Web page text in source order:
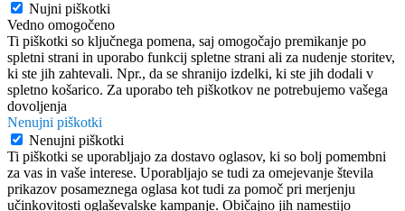
Nujni piškotki
Vedno omogočeno
Ti piškotki so ključnega pomena, saj omogočajo premikanje po
spletni strani in uporabo funkcij spletne strani ali za nudenje storitev,
ki ste jih zahtevali. Npr., da se shranijo izdelki, ki ste jih dodali v
spletno košarico. Za uporabo teh piškotkov ne potrebujemo vašega
dovoljenja
Nenujni piškotki
Nenujni piškotki
Ti piškotki se uporabljajo za dostavo oglasov, ki so bolj pomembni
za vas in vaše interese. Uporabljajo se tudi za omejevanje števila
prikazov posameznega oglasa kot tudi za pomoč pri merjenju
učinkovitosti oglaševalske kampanje. Običajno jih namestijo